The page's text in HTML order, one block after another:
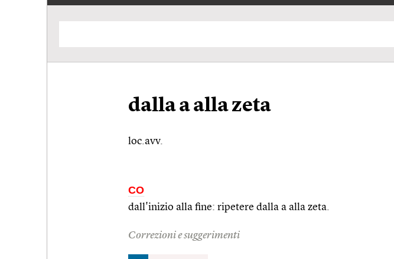
dalla a alla zeta
loc.avv.
CO
dall'inizio alla fine: ripetere dalla a alla zeta.
Correzioni e suggerimenti